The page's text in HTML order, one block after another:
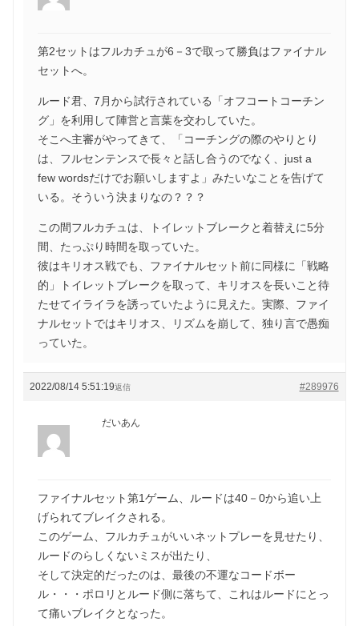
第2セットはフルカチュが6－3で取って勝負はファイナル
セットへ。
ルード君、7月から試行されている「オフコートコーチン
グ」を利用して陣営と言葉を交わしていた。
そこへ主審がやってきて、「コーチングの際のやりとり
は、フルセンテンスで長々と話し合うのでなく、just a
few wordsだけでお願いしますよ」みたいなことを告げて
いる。そういう決まりなの？？？
この間フルカチュは、トイレットブレークと着替えに5分
間、たっぷり時間を取っていた。
彼はキリオス戦でも、ファイナルセット前に同様に「戦略
的」トイレットブレークを取って、キリオスを長いこと待
たせてイライラを誘っていたように見えた。実際、ファイ
ナルセットではキリオス、リズムを崩して、独り言で愚痴
っていた。
2022/08/14 5:51:19 #289976
返信
だいあん
ファイナルセット第1ゲーム、ルードは40－0から追い上
げられてブレイクされる。
このゲーム、フルカチュがいいネットプレーを見せたり、
ルードのらしくないミスが出たり、
そして決定的だったのは、最後の不運なコードボー
ル・・・ポロリとルード側に落ちて、これはルードにとっ
て痛いブレイクとなった。